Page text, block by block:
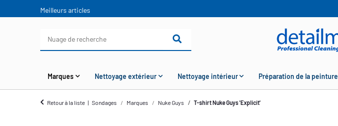
Meilleurs articles
Marques Nettoyage extérieur Nettoyage intérieur Préparation de la peinture
Retour à la liste Sondages Marques Nuke Guys T-shirt Nuke Guys 'Explicit'